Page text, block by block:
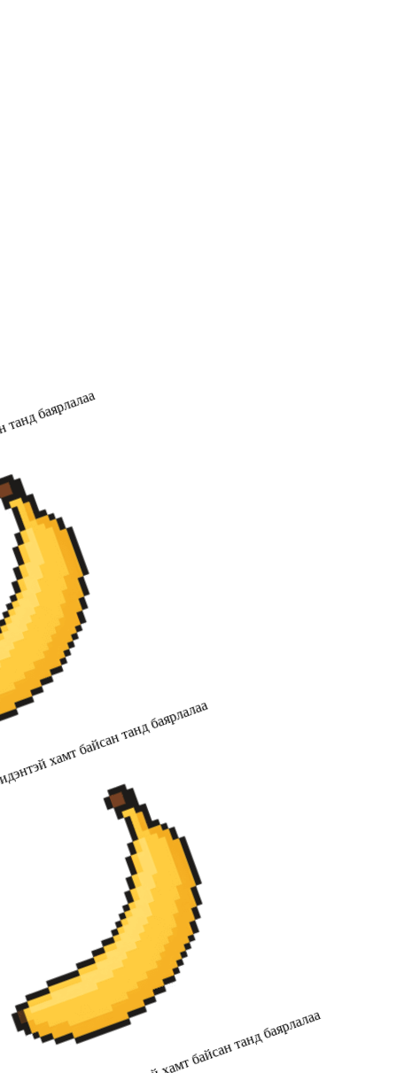
хамт байсан танд баярлалаа